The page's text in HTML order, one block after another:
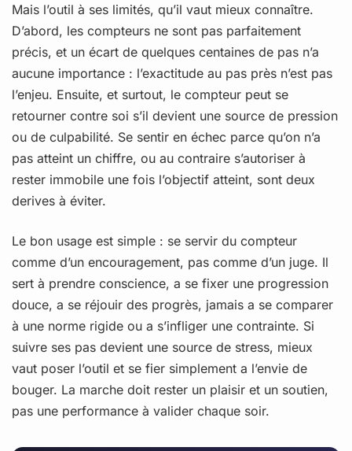
Mais l’outil à ses limités, qu’il vaut mieux connaître.
D’abord, les compteurs ne sont pas parfaitement
précis, et un écart de quelques centaines de pas n’a
aucune importance : l’exactitude au pas près n’est pas
l’enjeu. Ensuite, et surtout, le compteur peut se
retourner contre soi s’il devient une source de pression
ou de culpabilité. Se sentir en échec parce qu’on n’a
pas atteint un chiffre, ou au contraire s’autoriser à
rester immobile une fois l’objectif atteint, sont deux
derives à éviter.
Le bon usage est simple : se servir du compteur
comme d’un encouragement, pas comme d’un juge. Il
sert à prendre conscience, a se fixer une progression
douce, a se réjouir des progrès, jamais a se comparer
à une norme rigide ou a s’infliger une contrainte. Si
suivre ses pas devient une source de stress, mieux
vaut poser l’outil et se fier simplement a l’envie de
bouger. La marche doit rester un plaisir et un soutien,
pas une performance à valider chaque soir.